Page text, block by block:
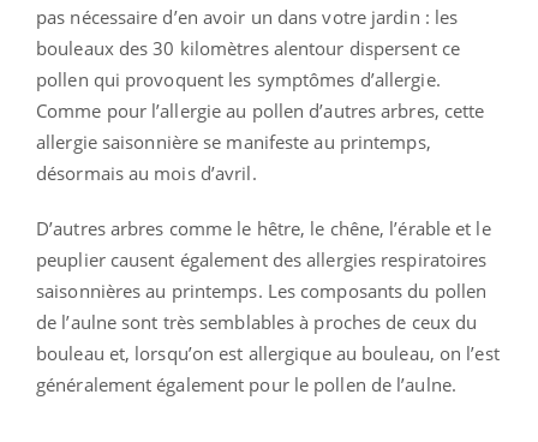
pas nécessaire d’en avoir un dans votre jardin : les
bouleaux des 30 kilomètres alentour dispersent ce
pollen qui provoquent les symptômes d’allergie.
Comme pour l’allergie au pollen d’autres arbres, cette
allergie saisonnière se manifeste au printemps,
désormais au mois d’avril.
D’autres arbres comme le hêtre, le chêne, l’érable et le
peuplier causent également des allergies respiratoires
saisonnières au printemps. Les composants du pollen
de l’aulne sont très semblables à proches de ceux du
bouleau et, lorsqu’on est allergique au bouleau, on l’est
généralement également pour le pollen de l’aulne.